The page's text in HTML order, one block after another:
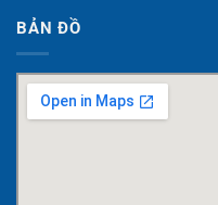
BẢN ĐỒ